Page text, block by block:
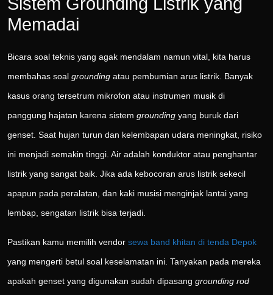
Memadai
Bicara soal teknis yang agak mendalam namun vital, kita harus
membahas soal grounding atau pembumian arus listrik. Banyak
kasus orang tersetrum mikrofon atau instrumen musik di
panggung hajatan karena sistem grounding yang buruk dari
genset. Saat hujan turun dan kelembapan udara meningkat, risiko
ini menjadi semakin tinggi. Air adalah konduktor atau penghantar
listrik yang sangat baik. Jika ada kebocoran arus listrik sekecil
apapun pada peralatan, dan kaki musisi menginjak lantai yang
lembap, sengatan listrik bisa terjadi.
Pastikan kamu memilih vendor sewa band khitan di tenda Depok
yang mengerti betul soal keselamatan ini. Tanyakan pada mereka
apakah genset yang digunakan sudah dipasang grounding rod